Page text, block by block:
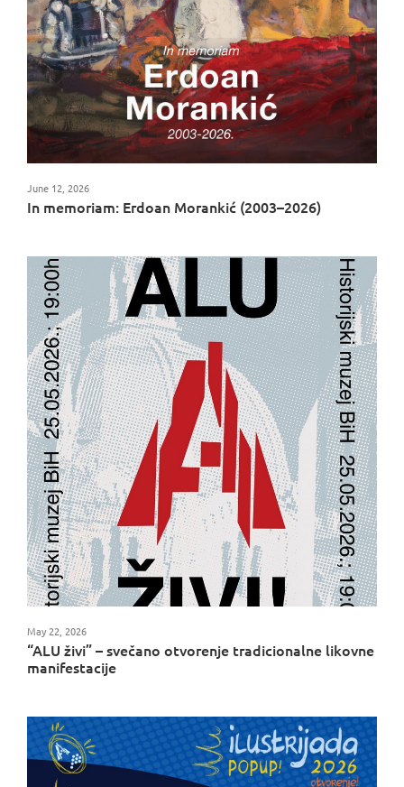
In memoriam: Erdoan Morankić (2003–2026)
June 12, 2026
“ALU živi” – svečano otvorenje tradicionalne likovne
manifestacije
May 22, 2026